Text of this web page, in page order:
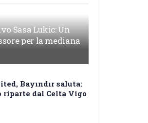
Sasa Lukic: Un
per la mediana
Bayındır saluta:
dal Celta Vigo